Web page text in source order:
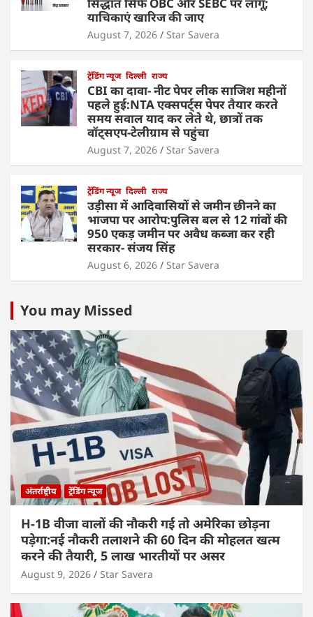
सिद्धांत सिर्फ OBC और SEBC पर लागू;
याचिकाएं खारिज की जाए
August 7, 2026 Star Savera
ट्रेंडिंग न्यूज दिल्ली राज्य
CBI का दावा- नीट पेपर लीक साजिश महीनों
पहले हुई:NTA एक्सपर्ट्स पेपर तैयार करते
समय सवाल याद कर लेते थे, छात्रों तक
वॉट्सएप-टेलीग्राम से पहुंचा
August 7, 2026 Star Savera
ट्रेंडिंग न्यूज दिल्ली राज्य
उड़ीसा में आदिवासियों से जमीन छीनने का
भाजपा पर आरोप:पुलिस बल से 12 गांवों की
950 एकड़ जमीन पर अवैध कब्जा कर रही
सरकार- संजय सिंह
August 6, 2026 Star Savera
You may Missed
अंतर्राष्ट्रीय ट्रेंडिंग न्यूज
H-1B वीजा वालों की नौकरी गई तो अमेरिका छोड़ना
पड़ेगा:नई नौकरी तलाशने की 60 दिन की मोहलत खत्म
करने की तैयारी, 5 लाख भारतीयों पर असर
August 9, 2026 Star Savera